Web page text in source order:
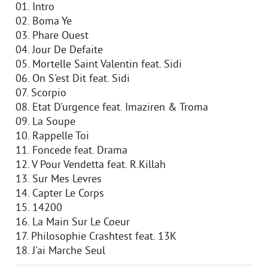
01. Intro
02. Boma Ye
03. Phare Ouest
04. Jour De Defaite
05. Mortelle Saint Valentin feat. Sidi
06. On S'est Dit feat. Sidi
07. Scorpio
08. Etat D'urgence feat. Imaziren & Troma
09. La Soupe
10. Rappelle Toi
11. Foncede feat. Drama
12. V Pour Vendetta feat. R.Killah
13. Sur Mes Levres
14. Capter Le Corps
15. 14200
16. La Main Sur Le Coeur
17. Philosophie Crashtest feat. 13K
18. J'ai Marche Seul